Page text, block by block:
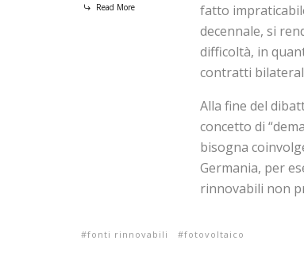
Read More
fatto
decennale, si
difficoltà, in
contratti
Alla fine del
concetto di
bisogna
Germania, per
rinnovabili non
fonti rinnovabili fotovoltaico